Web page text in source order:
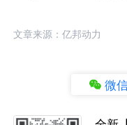
文章来源：亿邦动力
微